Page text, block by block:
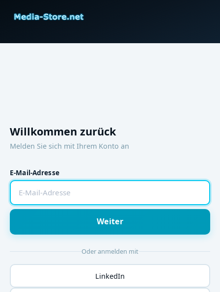
Willkommen zurück
Melden Sie sich mit Ihrem Konto an
E-Mail-Adresse
Weiter
Oder anmelden mit
LinkedIn